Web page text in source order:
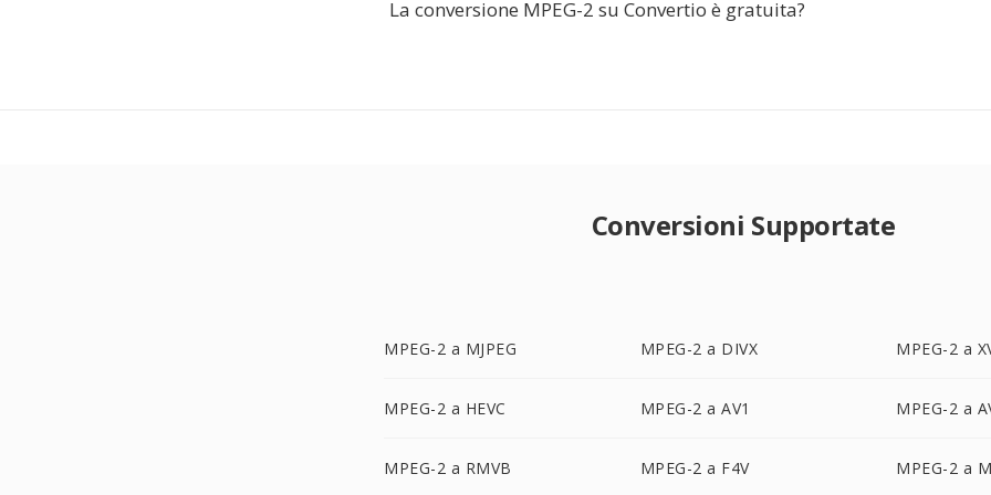
La conversione MPEG-2 su Convertio è gratuita?
Conversioni Supportate
MPEG-2 a MJPEG MPEG-2 a DIVX MPEG-2 a
MPEG-2 a HEVC MPEG-2 a AV1 MPEG-2 a
MPEG-2 a RMVB MPEG-2 a F4V MPEG-2 a